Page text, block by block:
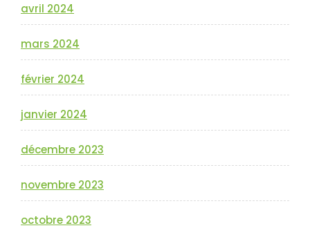
avril 2024
mars 2024
février 2024
janvier 2024
décembre 2023
novembre 2023
octobre 2023